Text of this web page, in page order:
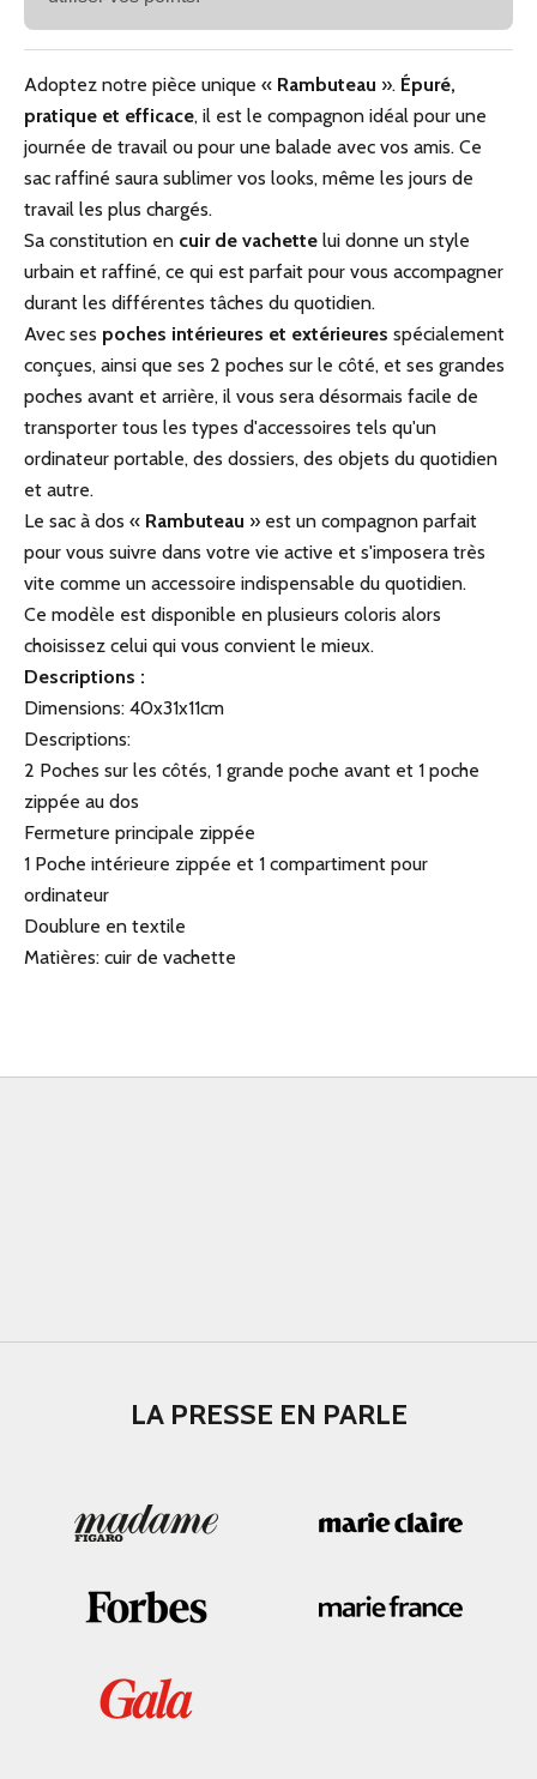
Adoptez notre pièce unique « Rambuteau ». Épuré,
pratique et efficace, il est le compagnon idéal pour une
journée de travail ou pour une balade avec vos amis. Ce
sac raffiné saura sublimer vos looks, même les jours de
travail les plus chargés.
Sa constitution en cuir de vachette lui donne un style
urbain et raffiné, ce qui est parfait pour vous accompagner
durant les différentes tâches du quotidien.
Avec ses poches intérieures et extérieures spécialement
conçues, ainsi que ses 2 poches sur le côté, et ses grandes
poches avant et arrière, il vous sera désormais facile de
transporter tous les types d'accessoires tels qu'un
ordinateur portable, des dossiers, des objets du quotidien
et autre.
Le sac à dos « Rambuteau » est un compagnon parfait
pour vous suivre dans votre vie active et s'imposera très
vite comme un accessoire indispensable du quotidien.
Ce modèle est disponible en plusieurs coloris alors
choisissez celui qui vous convient le mieux.
Descriptions :
Dimensions: 40x31x11cm
Descriptions:
2 Poches sur les côtés, 1 grande poche avant et 1 poche
zippée au dos
Fermeture principale zippée
1 Poche intérieure zippée et 1 compartiment pour
ordinateur
Doublure en textile
Matières: cuir de vachette
LA PRESSE EN PARLE